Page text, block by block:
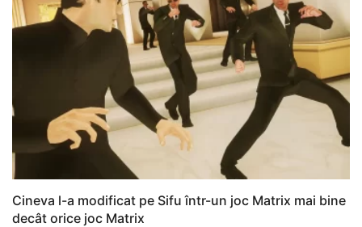
Cineva l-a modificat pe Sifu într-un joc Matrix mai bine
decât orice joc Matrix